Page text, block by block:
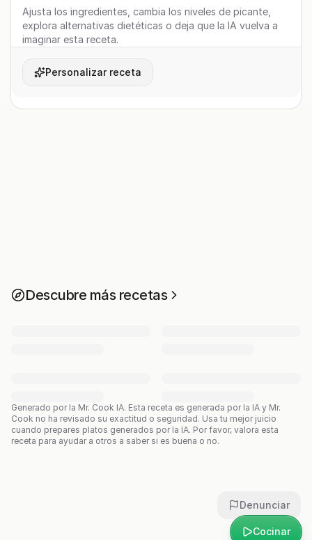
Cocinar
Ajusta los ingredientes, cambia los niveles de picante,
explora alternativas dietéticas o deja que la IA vuelva a
imaginar esta receta.
Personalizar receta
Descubre más recetas
Generado por la Mr. Cook IA. Esta receta es generada por la IA y Mr.
Cook no ha revisado su exactitud o seguridad. Usa tu mejor juicio
cuando prepares platos generados por la IA. Por favor, valora esta
receta para ayudar a otros a saber si es buena o no.
Denunciar